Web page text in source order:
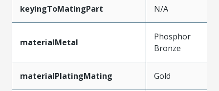
keyingToMatingPart N/A
materialMetal
Phosphor
Bronze
materialPlatingMating Gold